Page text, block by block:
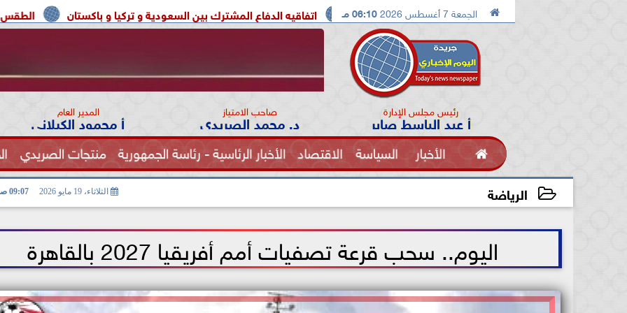
 الجمعة 7 أغسطس 2026 06:10 مـ الطقس اليوم شديد الحرارة اتفاقيه الدفاع المشترك بين السعودية و تركيا و باكستان بين ترامب ونائبه بسبب نقص الصواريخ
رئيس مجلس الإدارة
أ عبد الباسط صابر صاحب الامتياز
د. محمد الصريدي المدير العام
أ محمود الكيلاني
 الأخبار السياسة الاقتصاد الأخبار الرئاسية - رئاسة الجمهورية منتجات الصريدي
الفنون الصحة الرياضة الثلاثاء، 19 مايو 2026 09:07 صـ
اليوم.. سحب قرعة تصفيات أمم أفريقيا 2027 بالقاهرة